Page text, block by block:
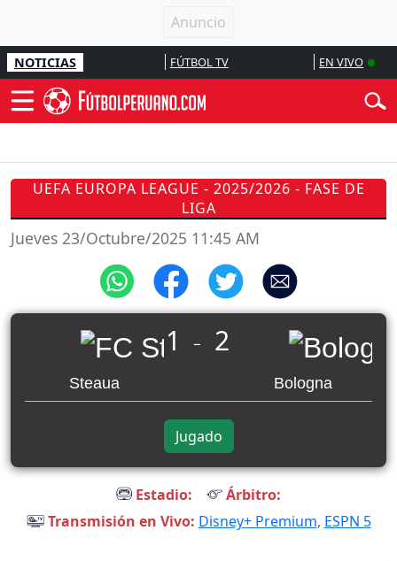
NOTICIAS FÚTBOL TV EN VIVO
UEFA EUROPA LEAGUE - 2025/2026 - FASE DE
LIGA
Jueves 23/Octubre/2025 11:45 AM
Steaua
1 _ 2
Bologna
Jugado
Estadio:
Árbitro:
Transmisión en Vivo: Disney+ Premium, ESPN 5